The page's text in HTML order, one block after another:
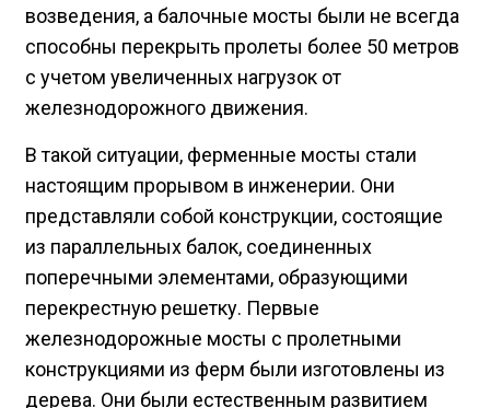
возведения, а балочные мосты были не всегда
способны перекрыть пролеты более 50 метров
с учетом увеличенных нагрузок от
железнодорожного движения.
В такой ситуации, ферменные мосты стали
настоящим прорывом в инженерии. Они
представляли собой конструкции, состоящие
из параллельных балок, соединенных
поперечными элементами, образующими
перекрестную решетку. Первые
железнодорожные мосты с пролетными
конструкциями из ферм были изготовлены из
дерева. Они были естественным развитием